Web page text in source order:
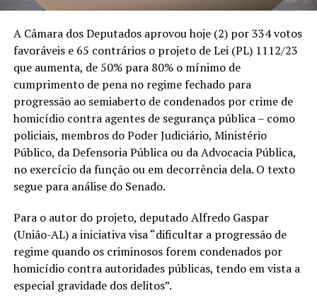
A Câmara dos Deputados aprovou hoje (2) por 334 votos
favoráveis e 65 contrários o projeto de Lei (PL) 1112/23
que aumenta, de 50% para 80% o mínimo de
cumprimento de pena no regime fechado para
progressão ao semiaberto de condenados por crime de
homicídio contra agentes de segurança pública – como
policiais, membros do Poder Judiciário, Ministério
Público, da Defensoria Pública ou da Advocacia Pública,
no exercício da função ou em decorrência dela. O texto
segue para análise do Senado.
Para o autor do projeto, deputado Alfredo Gaspar
(União-AL) a iniciativa visa “dificultar a progressão de
regime quando os criminosos forem condenados por
homicídio contra autoridades públicas, tendo em vista a
especial gravidade dos delitos”.